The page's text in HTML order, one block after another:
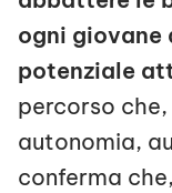
ogni giovane
potenziale
percorso
autonomia,
conferma